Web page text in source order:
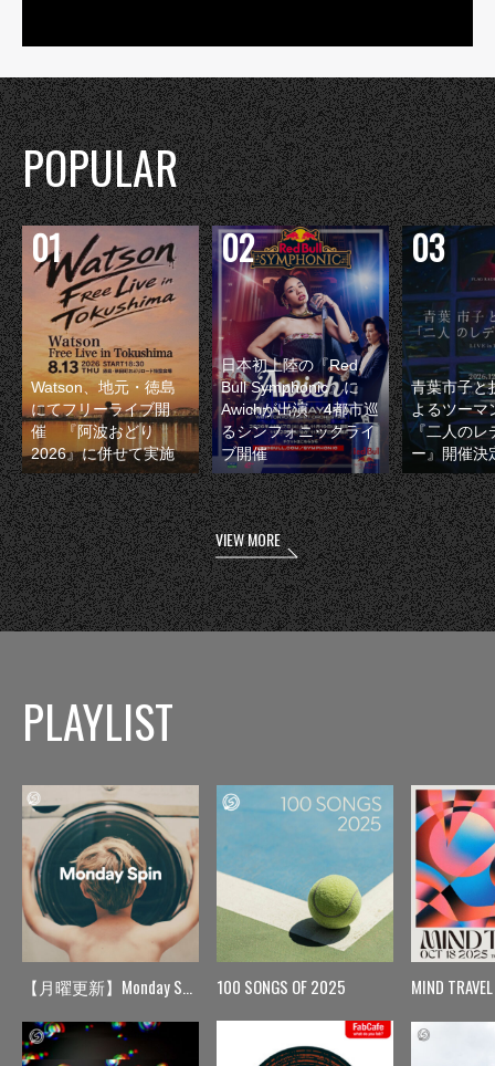
POPULAR
Watson、地元・徳島
にてフリーライブ開
催 『阿波おどり
2026』に併せて実施
日本初上陸の『Red
Bull Symphonic』に
Awichが出演 4都市巡
るシンフォニックライ
ブ開催
青葉市子と
よるツーマ
『二人のレ
ー』開催決
VIEW MORE
PLAYLIST
【月曜更新】Monday Spin 100 SONGS OF 2025 MIND TRAVEL